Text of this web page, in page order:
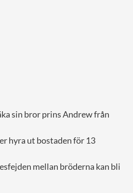
sin bror prins Andrew från
hyra ut bostaden för 13
mellan bröderna kan bli